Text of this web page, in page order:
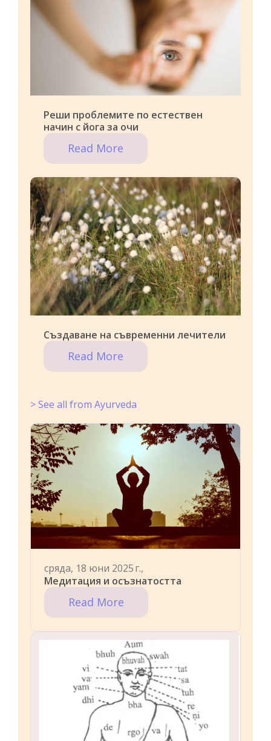
Реши проблемите по естествен
начин с йога за очи
Read More
Създаване на съвременни лечители
Read More
> See all from Ayurveda
сряда, 18 юни 2025 г.,
Медитация и осъзнатостта
Read More